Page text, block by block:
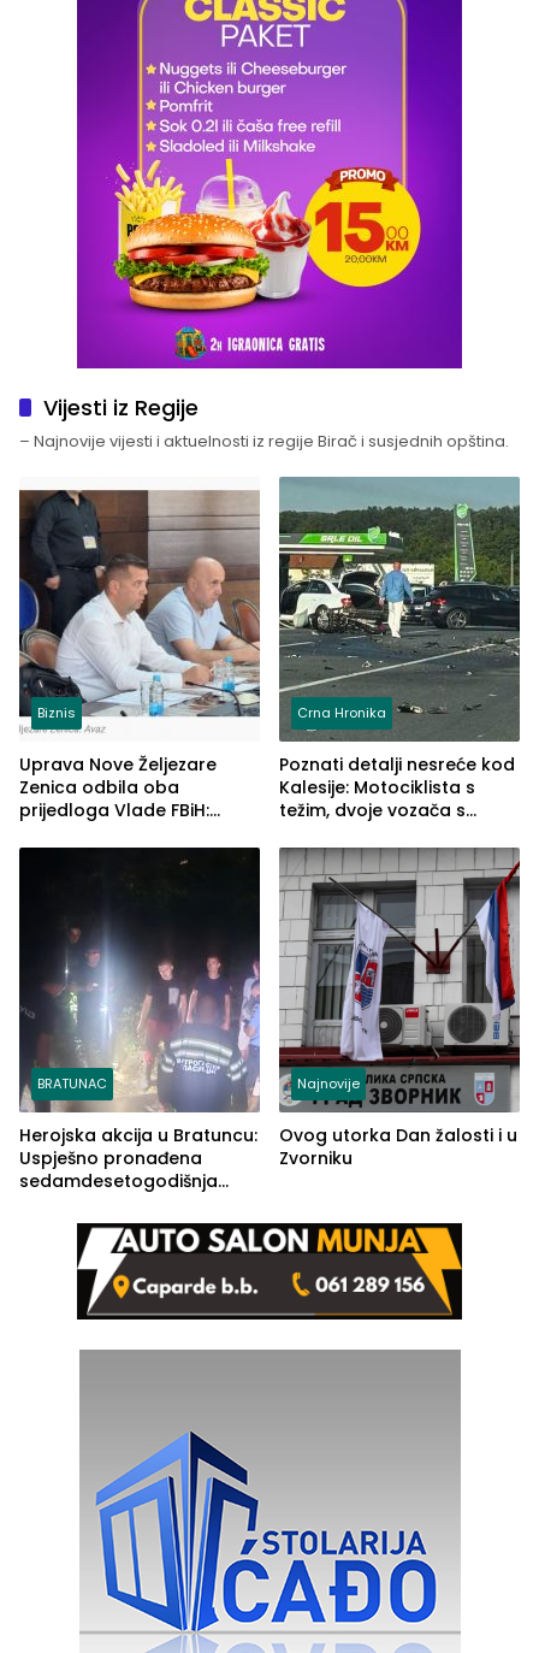
Vijesti iz Regije
– Najnovije vijesti i aktuelnosti iz regije Birač i susjednih opština.
Biznis
Uprava Nove Željezare
Zenica odbila oba
prijedloga Vlade FBiH:
rješenje
Crna Hronika
Poznati detalji nesreće kod
Kalesije: Motociklista s
težim, dvoje vozača s
BRATUNAC
Herojska akcija u Bratuncu:
Uspješno pronađena
sedamdesetogodišnja
Kravice.
Najnovije
Ovog utorka Dan žalosti i u
Zvorniku